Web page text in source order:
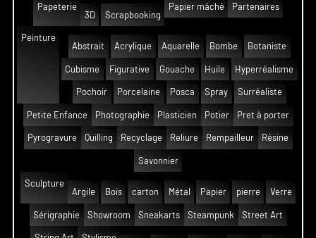
Papeterie
3D
Scrapbooking
Papier mâché Partenaires
Peinture
Abstrait
Acrylique Aquarelle Bombe Botaniste
Cubisme Figurative Gouache Huile Hyperréalisme
Pochoir Porcelaine Posca Spray Surréaliste
Petite Enfance Photographie Plasticien Potier Pret à porter
Pyrogravure Quilling Recyclage Reliure Rempailleur Résine
Savonnier
Sculpture
Argile
Bois carton Métal Papier pierre Verre
Sérigraphie Showroom Sneakarts Steampunk Street Art